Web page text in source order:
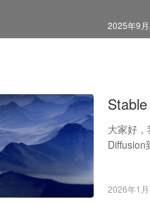
2025年9
大家好
2026年1